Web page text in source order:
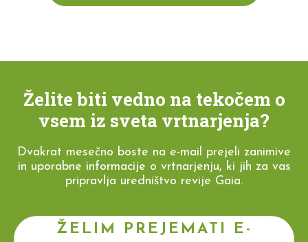
Želite biti vedno na tekočem o
vsem iz sveta vrtnarjenja?
Dvakrat mesečno boste na e-mail prejeli zanimive
in uporabne informacije o vrtnarjenju, ki jih za vas
pripravlja uredništvo revije Gaia.
ŽELIM PREJEMATI E-